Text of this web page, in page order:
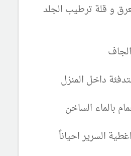
و قلة ترطيب الجلد
داخل المنزل
بالماء الساخن
السرير احياناً